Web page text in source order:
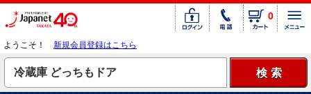
0
ようこそ！ 新規会員登録はこちら